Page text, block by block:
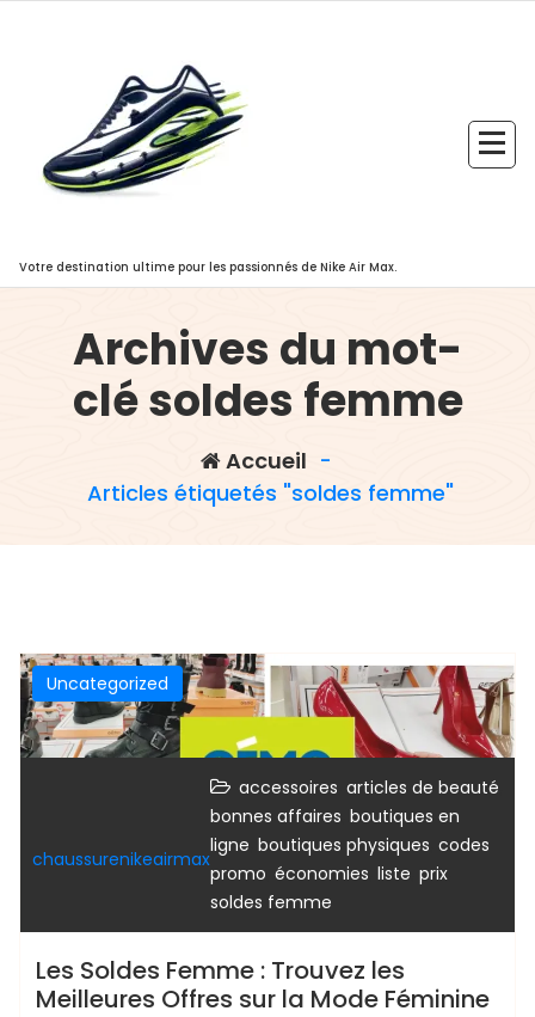
Votre destination ultime pour les passionnés de Nike Air Max.
Archives du mot-
clé soldes femme
Accueil -
Articles étiquetés "soldes femme"
Uncategorized
chaussurenikeairmax
accessoires articles de beauté
bonnes affaires boutiques en
ligne boutiques physiques codes
promo économies liste prix
soldes femme
Les Soldes Femme : Trouvez les
Meilleures Offres sur la Mode Féminine